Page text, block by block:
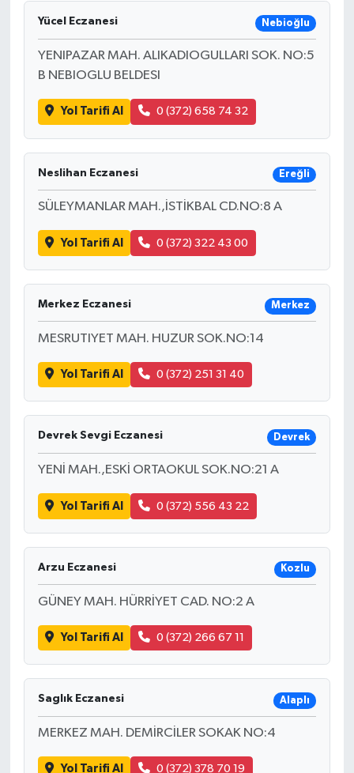
Yücel Eczanesi Nebioğlu
YENIPAZAR MAH. ALIKADIOGULLARI SOK. NO:5
B NEBIOGLU BELDESI
Yol Tarifi Al 0 (372) 658 74 32
Neslihan Eczanesi Ereğli
SÜLEYMANLAR MAH.,İSTİKBAL CD.NO:8 A
Yol Tarifi Al 0 (372) 322 43 00
Merkez Eczanesi Merkez
MESRUTIYET MAH. HUZUR SOK.NO:14
Yol Tarifi Al 0 (372) 251 31 40
Devrek Sevgi Eczanesi Devrek
YENİ MAH.,ESKİ ORTAOKUL SOK.NO:21 A
Yol Tarifi Al 0 (372) 556 43 22
Arzu Eczanesi Kozlu
GÜNEY MAH. HÜRRİYET CAD. NO:2 A
Yol Tarifi Al 0 (372) 266 67 11
Saglık Eczanesi Alaplı
MERKEZ MAH. DEMİRCİLER SOKAK NO:4
Yol Tarifi Al 0 (372) 378 70 19